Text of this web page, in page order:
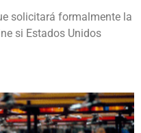
solicitará formalmente la
si Estados Unidos